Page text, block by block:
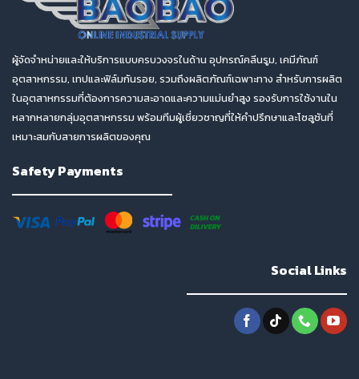
ผู้จัดจำหน่ายและให้บริการแบบครบวงจรในด้าน อุปกรณ์คลีนรูม, เคมีภัณฑ์
อุตสาหกรรม, เทปและฟิล์มกันรอย, รวมถึงผลิตภัณฑ์เฉพาะทาง สำหรับการผลิต
ในอุตสาหกรรมที่ต้องการความสะอาดและความแม่นยำสูง รองรับการใช้งานใน
หลากหลายกลุ่มอุตสาหกรรม พร้อมทีมผู้เชี่ยวชาญที่ให้คำปรึกษาและโซลูชันที่
เหมาะสมกับสายการผลิตของคุณ
Safety Payments
Social Links